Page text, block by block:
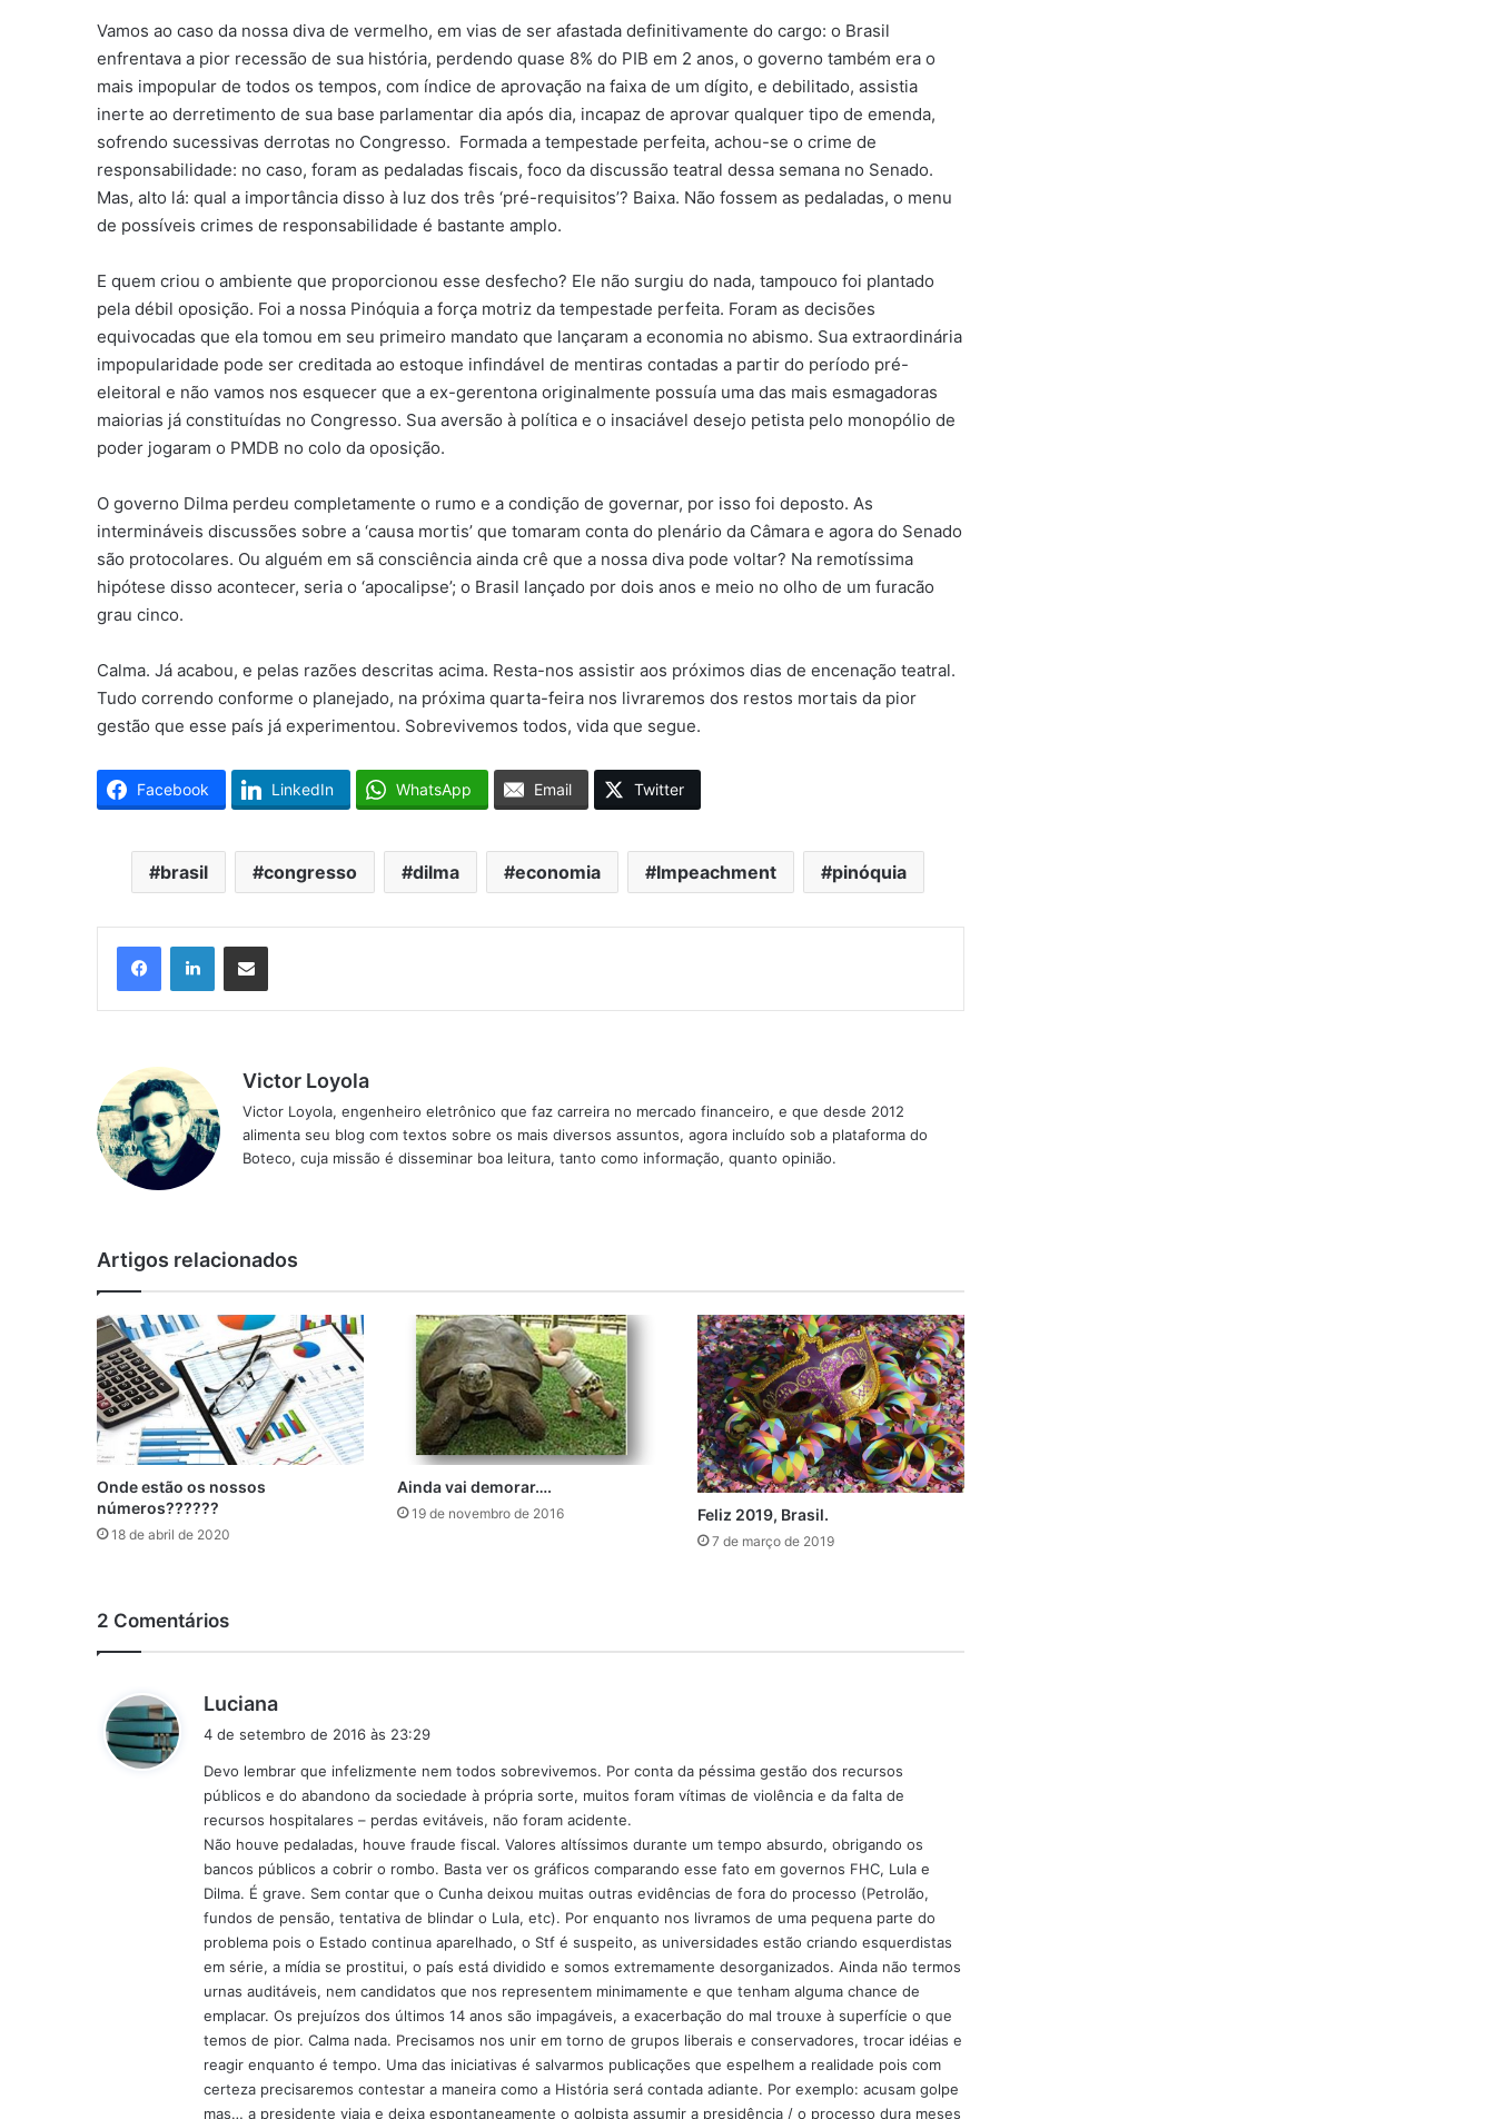
Vamos ao caso da nossa diva de vermelho, em vias de ser afastada definitivamente do cargo: o Brasil
enfrentava a pior recessão de sua história, perdendo quase 8% do PIB em 2 anos, o governo também era o
mais impopular de todos os tempos, com índice de aprovação na faixa de um dígito, e debilitado, assistia
inerte ao derretimento de sua base parlamentar dia após dia, incapaz de aprovar qualquer tipo de emenda,
sofrendo sucessivas derrotas no Congresso. Formada a tempestade perfeita, achou-se o crime de
responsabilidade: no caso, foram as pedaladas fiscais, foco da discussão teatral dessa semana no Senado.
Mas, alto lá: qual a importância disso à luz dos três ‘pré-requisitos’? Baixa. Não fossem as pedaladas, o menu
de possíveis crimes de responsabilidade é bastante amplo.
E quem criou o ambiente que proporcionou esse desfecho? Ele não surgiu do nada, tampouco foi plantado
pela débil oposição. Foi a nossa Pinóquia a força motriz da tempestade perfeita. Foram as decisões
equivocadas que ela tomou em seu primeiro mandato que lançaram a economia no abismo. Sua extraordinária
impopularidade pode ser creditada ao estoque infindável de mentiras contadas a partir do período pré-
eleitoral e não vamos nos esquecer que a ex-gerentona originalmente possuía uma das mais esmagadoras
maiorias já constituídas no Congresso. Sua aversão à política e o insaciável desejo petista pelo monopólio de
poder jogaram o PMDB no colo da oposição.
O governo Dilma perdeu completamente o rumo e a condição de governar, por isso foi deposto. As
intermináveis discussões sobre a ‘causa mortis’ que tomaram conta do plenário da Câmara e agora do Senado
são protocolares. Ou alguém em sã consciência ainda crê que a nossa diva pode voltar? Na remotíssima
hipótese disso acontecer, seria o ‘apocalipse’; o Brasil lançado por dois anos e meio no olho de um furacão
grau cinco.
Calma. Já acabou, e pelas razões descritas acima. Resta-nos assistir aos próximos dias de encenação teatral.
Tudo correndo conforme o planejado, na próxima quarta-feira nos livraremos dos restos mortais da pior
gestão que esse país já experimentou. Sobrevivemos todos, vida que segue.
Facebook LinkedIn WhatsApp Email Twitter
brasil congresso dilma economia Impeachment pinóquia
Victor Loyola
Victor Loyola, engenheiro eletrônico que faz carreira no mercado financeiro, e que desde 2012
alimenta seu blog com textos sobre os mais diversos assuntos, agora incluído sob a plataforma do
Boteco, cuja missão é disseminar boa leitura, tanto como informação, quanto opinião.
Artigos relacionados
Onde estão os nossos
números??????
18 de abril de 2020
Ainda vai demorar….
19 de novembro de 2016 Feliz 2019, Brasil.
7 de março de 2019
2 Comentários
Luciana
s
e
:
4 de setembro de 2016 às 23:29
Devo lembrar que infelizmente nem todos sobrevivemos. Por conta da péssima gestão dos recursos
públicos e do abandono da sociedade à própria sorte, muitos foram vítimas de violência e da falta de
recursos hospitalares – perdas evitáveis, não foram acidente.
Não houve pedaladas, houve fraude fiscal. Valores altíssimos durante um tempo absurdo, obrigando os
bancos públicos a cobrir o rombo. Basta ver os gráficos comparando esse fato em governos FHC, Lula e
Dilma. É grave. Sem contar que o Cunha deixou muitas outras evidências de fora do processo (Petrolão,
fundos de pensão, tentativa de blindar o Lula, etc). Por enquanto nos livramos de uma pequena parte do
problema pois o Estado continua aparelhado, o Stf é suspeito, as universidades estão criando esquerdistas
em série, a mídia se prostitui, o país está dividido e somos extremamente desorganizados. Ainda não termos
urnas auditáveis, nem candidatos que nos representem minimamente e que tenham alguma chance de
emplacar. Os prejuízos dos últimos 14 anos são impagáveis, a exacerbação do mal trouxe à superfície o que
temos de pior. Calma nada. Precisamos nos unir em torno de grupos liberais e conservadores, trocar idéias e
reagir enquanto é tempo. Uma das iniciativas é salvarmos publicações que espelhem a realidade pois com
certeza precisaremos contestar a maneira como a História será contada adiante. Por exemplo: acusam golpe
mas… a presidente viaja e deixa espontaneamente o golpista assumir a presidência / o processo dura meses